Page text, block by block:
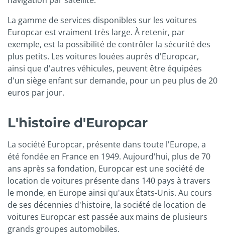
La gamme de services disponibles sur les voitures
Europcar est vraiment très large. À retenir, par
exemple, est la possibilité de contrôler la sécurité des
plus petits. Les voitures louées auprès d'Europcar,
ainsi que d'autres véhicules, peuvent être équipées
d'un siège enfant sur demande, pour un peu plus de 20
euros par jour.
L'histoire d'Europcar
La société Europcar, présente dans toute l'Europe, a
été fondée en France en 1949. Aujourd'hui, plus de 70
ans après sa fondation, Europcar est une société de
location de voitures présente dans 140 pays à travers
le monde, en Europe ainsi qu'aux États-Unis. Au cours
de ses décennies d'histoire, la société de location de
voitures Europcar est passée aux mains de plusieurs
grands groupes automobiles.